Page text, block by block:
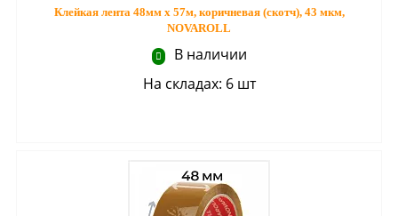
Клейкая лента 48мм х 57м, коричневая (скотч), 43 мкм,
NOVAROLL
В наличии
На складах: 6 шт